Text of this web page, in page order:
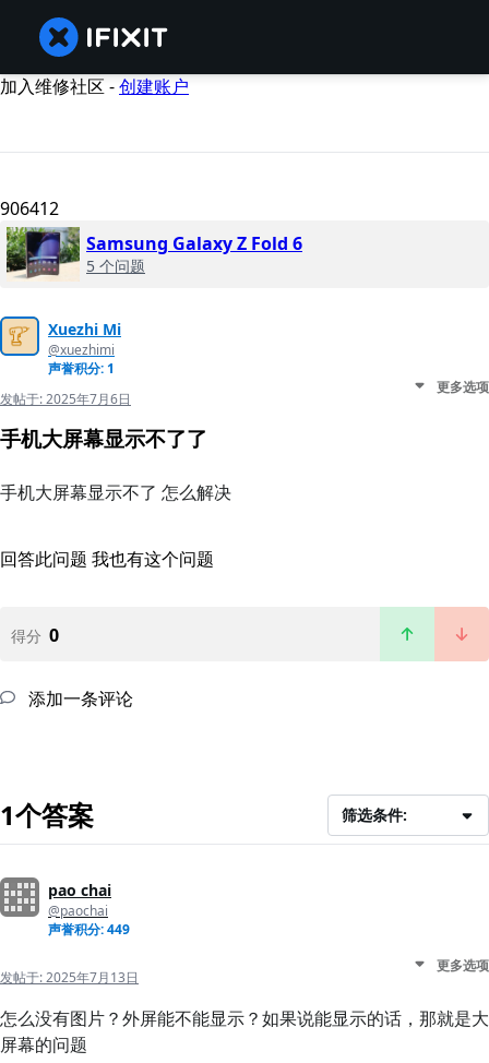
加入维修社区 -创建账户
906412
Samsung Galaxy Z Fold 6
5 个问题
Xuezhi Mi
@xuezhimi
声誉积分: 1
发帖于:2025年7月6日
更多选项
手机大屏幕显示不了了
手机大屏幕显示不了 怎么解决
回答此问题 我也有这个问题
得分 0
添加一条评论
1个答案 筛选条件:
pao chai
@paochai
声誉积分: 449
发帖于:2025年7月13日
更多选项
怎么没有图片？外屏能不能显示？如果说能显示的话，那就是大
屏幕的问题